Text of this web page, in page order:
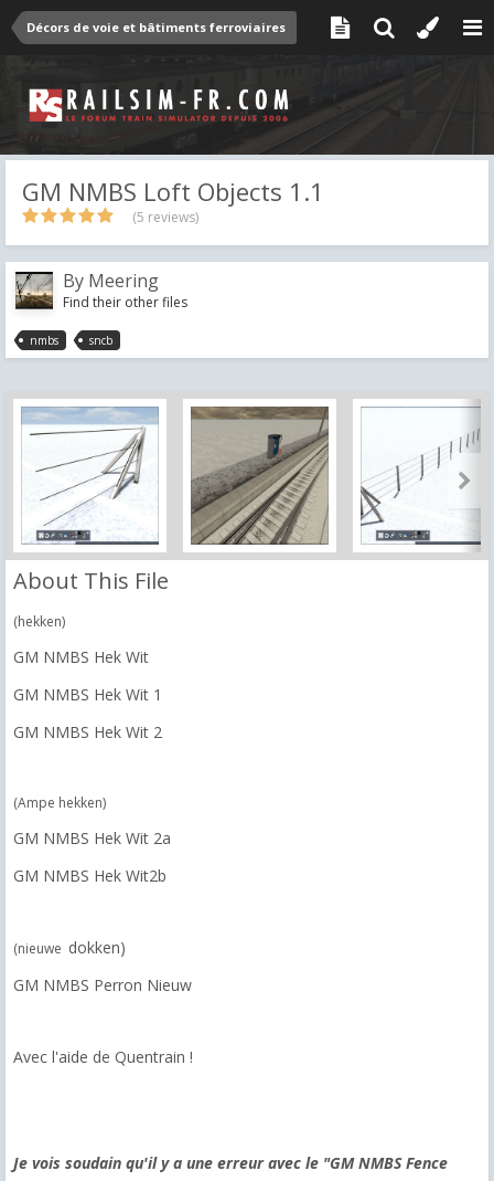
Décors de voie et bâtiments ferroviaires
GM NMBS Loft Objects 1.1
(5 reviews)
By Meering
Find their other files
nmbs sncb
About This File
(hekken)
GM NMBS Hek Wit
GM NMBS Hek Wit 1
GM NMBS Hek Wit 2
(Ampe hekken)
GM NMBS Hek Wit 2a
GM NMBS Hek Wit2b
(nieuwe dokken)
GM NMBS Perron Nieuw
Avec l'aide de Quentrain !
Je vois soudain qu'il y a une erreur avec le "GM NMBS Fence